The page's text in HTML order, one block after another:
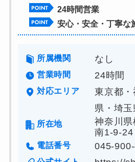
24時間営業
安心・安全・丁寧な
所属機関 なし
営業時間 24時間
対応エリア
東京都
県・埼
所在地
神奈川
南1-9-24
電話番号 045-